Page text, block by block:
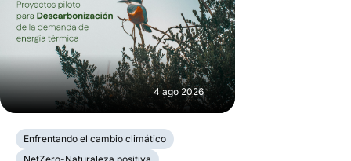
4 ago 2026
Enfrentando el cambio climático